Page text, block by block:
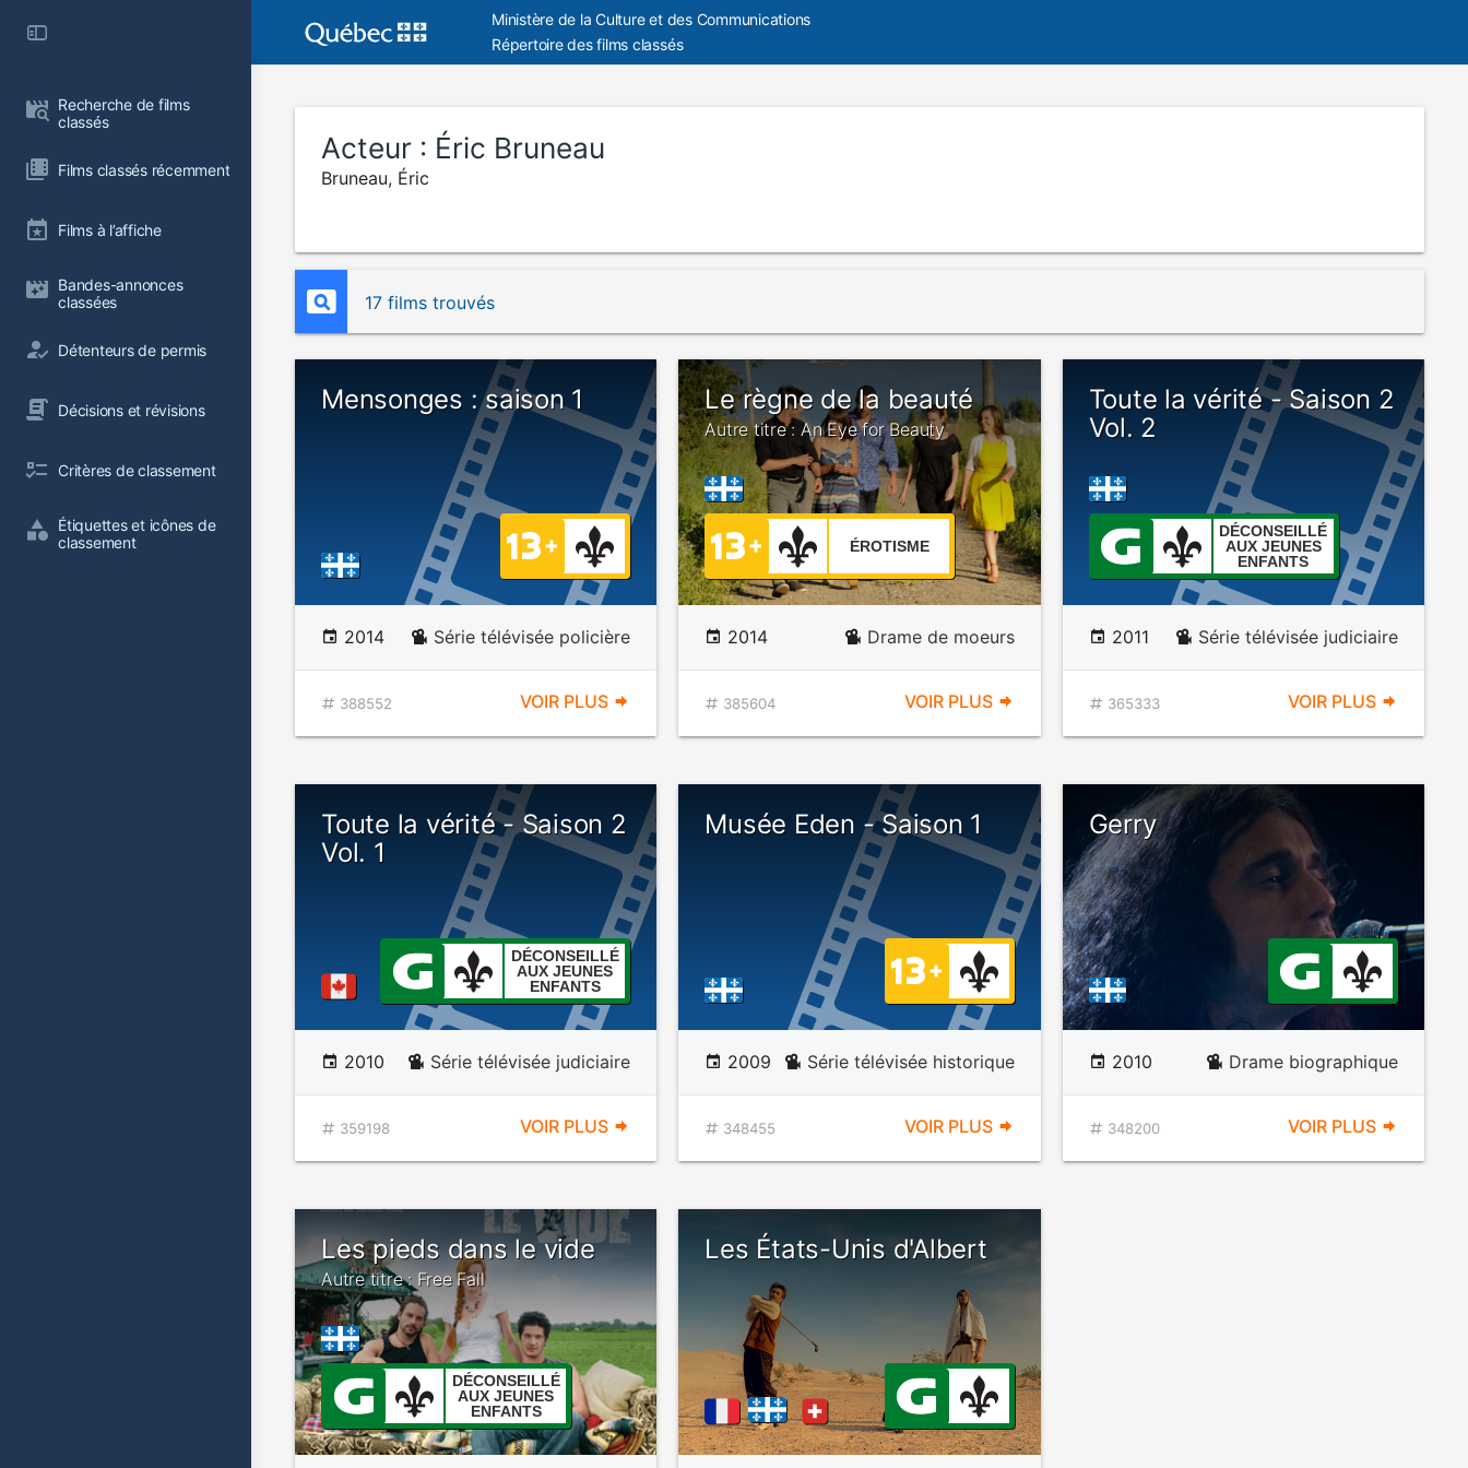
Recherche de films
classés
Films classés récemment
Films à l’affiche
Bandes-annonces
classées
Détenteurs de permis
Décisions et révisions
Critères de classement
Étiquettes et icônes de
classement
Ministère de la Culture et des Communications
Répertoire des films classés
Acteur : Éric Bruneau
Bruneau, Éric
17 films trouvés
Mensonges : saison 1
2014 Série télévisée policière
388552 VOIR PLUS
Le règne de la beauté
Autre titre : An Eye for Beauty
ÉROTISME
2014 Drame de moeurs
385604 VOIR PLUS
Toute la vérité - Saison 2
Vol. 2
DÉCONSEILLÉ
AUX JEUNES
ENFANTS
2011 Série télévisée judiciaire
365333 VOIR PLUS
Toute la vérité - Saison 2
Vol. 1
DÉCONSEILLÉ
AUX JEUNES
ENFANTS
2010 Série télévisée judiciaire
359198 VOIR PLUS
Musée Eden - Saison 1
2009 Série télévisée historique
348455 VOIR PLUS
Gerry
2010 Drame biographique
348200 VOIR PLUS
Les pieds dans le vide
Autre titre : Free Fall
DÉCONSEILLÉ
AUX JEUNES
ENFANTS
Les États-Unis d'Albert